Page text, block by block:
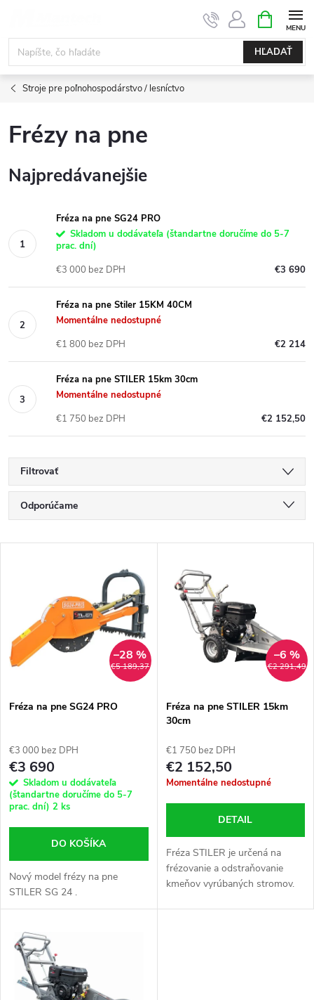
obsah
HĽADAŤ
KOŠÍK
Stroje pre poľnohospodárstvo / lesníctvo
Frézy na pne
Najpredávanejšie
Fréza na pne SG24 PRO
Skladom u dodávateľa (štandartne doručíme do 5-7
prac. dní)
€3 690
€3 000 bez DPH
Fréza na pne Stiler 15KM 40CM
Momentálne nedostupné
€2 214
€1 800 bez DPH
Fréza na pne STILER 15km 30cm
Momentálne nedostupné
€2 152,50
€1 750 bez DPH
Filtrovať
R
a
n
e
p
r
o
d
u
k
Odporúčame
Abecedne
p
i
s
r
o
d
u
k
t
o
€5 189,37
–28 %
Fréza na pne SG24 PRO
€3 000 bez DPH
€3 690
Skladom u dodávateľa
(štandartne doručíme do 5-7
prac. dní) 2 ks
DO KOŠÍKA
Nový model frézy na pne
STILER SG 24 .
€2 291,49
–6 %
Fréza na pne STILER 15km
30cm
€1 750 bez DPH
€2 152,50
Momentálne nedostupné
DETAIL
Fréza STILER je určená na
frézovanie a odstraňovanie
kmeňov vyrúbaných stromov.